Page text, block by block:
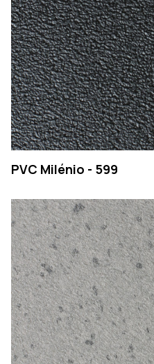
PVC Milénio - 599